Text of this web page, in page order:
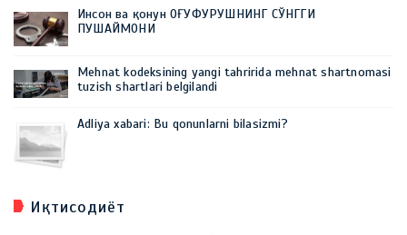
Инсон ва қонун ОҒУФУРУШНИНГ СЎНГГИ
ПУШАЙМОНИ
Mehnat kodeksining yangi tahririda mehnat shartnomasi
tuzish shartlari belgilandi
Adliya xabari: Bu qonunlarni bilasizmi?
Иқтисодиёт